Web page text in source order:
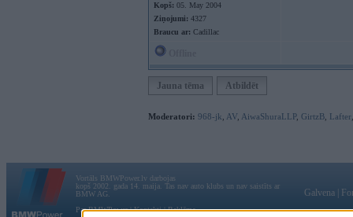
Kopš: 05. May 2004
Ziņojumi: 4327
Braucu ar: Cadillac
Jauna tēma Atbildēt
Moderatori: 968-jk AV AiwaShuraLLP, GirtzB Lafter
Vortāls BMWPower.lv darbojas
kopš 2002. gada 14. maija. Tas nav auto klubs un nav saistīts ar
BMW AG.
Par BMWPower|Kontakti|Reklāma
Galvena